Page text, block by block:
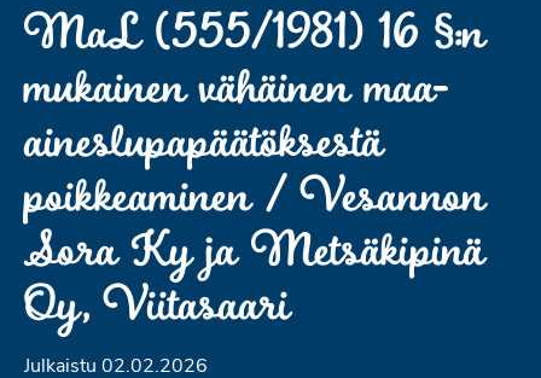
MaL (555/1981) 16 §:n
mukainen vähäinen maa-
aineslupapäätöksestä
poikkeaminen / Vesannon
Sora Ky ja Metsäkipinä
Oy, Viitasaari
Julkaistu 02.02.2026